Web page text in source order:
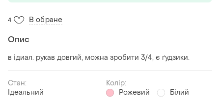
4 В обране
Опис
в ідиал. рукав довгий, можна зробити 3/4, є ґудзики.
Стан:
Ідеальний
Колір:
Рожевий
Білий